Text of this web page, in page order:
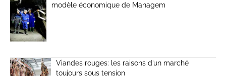
modèle économique de Managem
Viandes rouges: les raisons d’un marché
toujours sous tension